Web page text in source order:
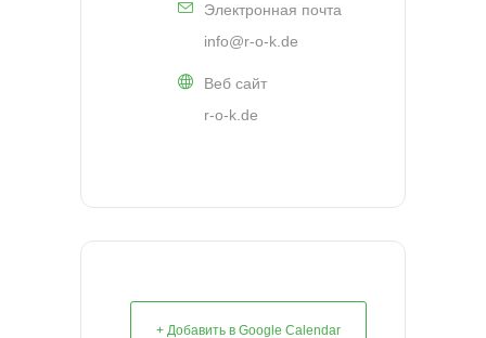
Электронная почта
info@r-o-k.de
Веб сайт
r-o-k.de
+ Добавить в Google Calendar